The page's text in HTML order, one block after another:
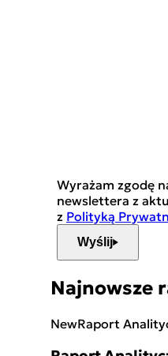
Wyrażam zgodę
newslettera z
z Polityką
Wyślij
Najnowsze
NewRaport